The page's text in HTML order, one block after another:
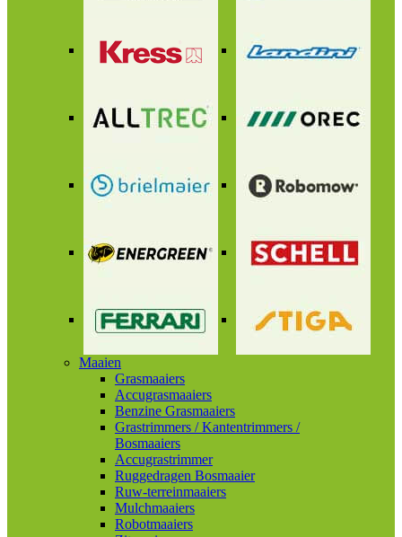
Maaien
Grasmaaiers
Accugrasmaaiers
Benzine Grasmaaiers
Grastrimmers / Kantentrimmers /
Bosmaaiers
Accugrastrimmer
Ruggedragen Bosmaaier
Ruw-terreinmaaiers
Mulchmaaiers
Robotmaaiers